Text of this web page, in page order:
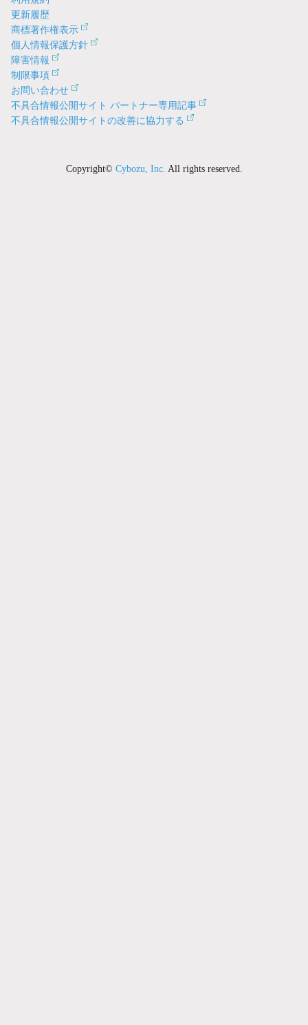
更新履歴
商標著作権表示
個人情報保護方針
障害情報
制限事項
お問い合わせ
不具合情報公開サイト パートナー専用記事
不具合情報公開サイトの改善に協力する
Copyright© Cybozu, Inc. All rights reserved.